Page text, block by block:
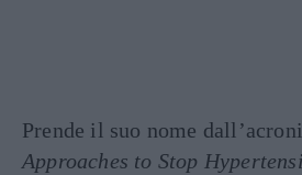
Prende il suo nome
Approaches to Stop